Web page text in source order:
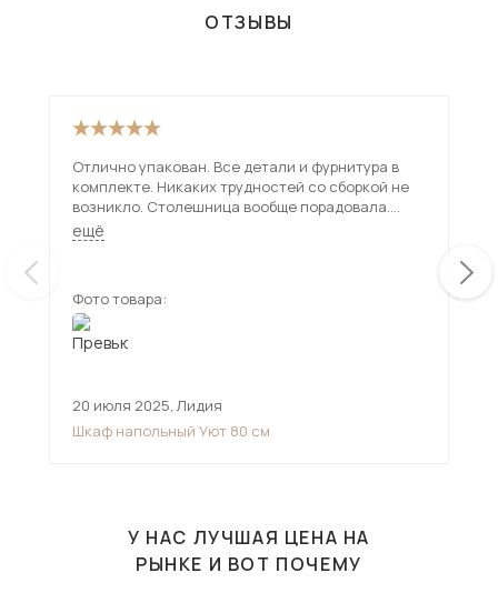
ОТЗЫВЫ
Отлично упакован. Все детали и фурнитура в
комплекте. Никаких трудностей со сборкой не
возникло. Столешница вообще порадовала.
Толстая. Надёжная. Брали на дачу. Очень
довольна. Соотношение цена-качество на 5
ещё
Фото товара:
20 июля 2025, Лидия
Шкаф напольный Уют 80 см
У НАС ЛУЧШАЯ ЦЕНА НА
РЫНКЕ И ВОТ ПОЧЕМУ